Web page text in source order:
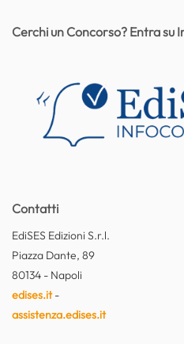
Contatti
EdiSES Edizioni S.r.l.
Piazza Dante, 89
80134 - Napoli
edises.it-
assistenza.edises.it
Cerchi un Concorso? Entra su